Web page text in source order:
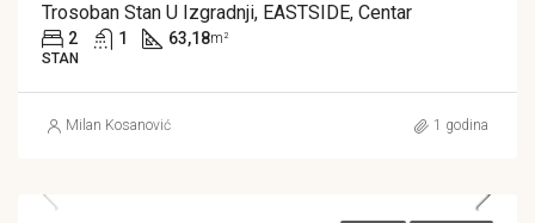
Trosoban Stan U Izgradnji, EASTSIDE, Centar
2 1 63,18m²
STAN
Milan Kosanović 1 godina